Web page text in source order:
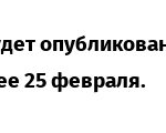
25 февраля.